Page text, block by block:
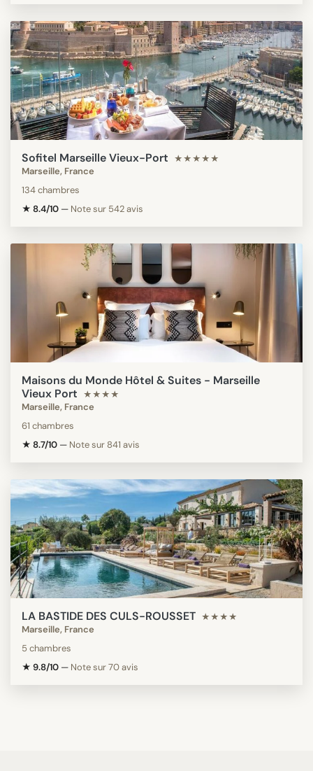
Sofitel Marseille Vieux-Port ★★★★★
Marseille, France
134 chambres
★ 8.4/10 — Note sur 542 avis
Maisons du Monde Hôtel & Suites - Marseille
Vieux Port
★★★★
Marseille, France
61 chambres
★ 8.7/10 — Note sur 841 avis
LA BASTIDE DES CULS-ROUSSET ★★★★
Marseille, France
5 chambres
★ 9.8/10 — Note sur 70 avis